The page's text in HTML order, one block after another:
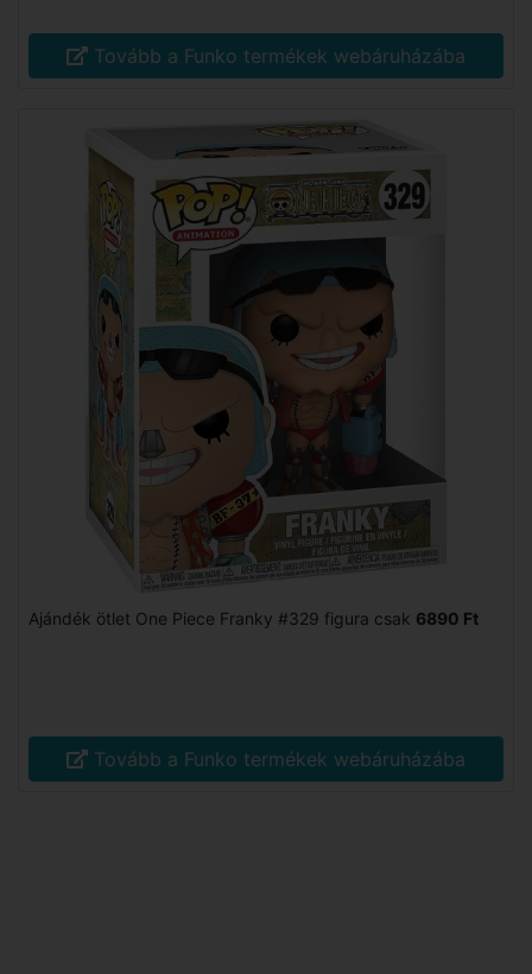
Tovább a Funko termékek webáruházába
Ajándék ötlet One Piece Franky #329 figura csak 6890 Ft
Tovább a Funko termékek webáruházába